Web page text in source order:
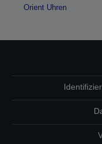
Orient Uhren